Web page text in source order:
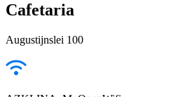
Cafetaria
Augustijnslei 100